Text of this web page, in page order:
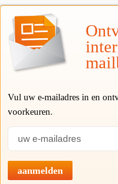
Vul uw e-mailadres in en
voorkeuren.
aanmelden